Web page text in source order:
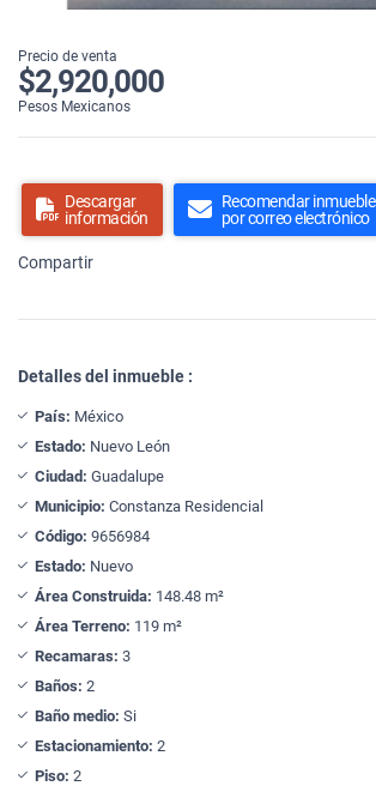
Precio de venta
$2,920,000
Pesos Mexicanos
Descargar
información
Recomendar inmueble
por correo electrónico
Compartir
Detalles del inmueble :
País: México
Estado: Nuevo León
Ciudad: Guadalupe
Municipio: Constanza Residencial
Código: 9656984
Estado: Nuevo
Área Construida: 148.48 m²
Área Terreno: 119 m²
Recamaras: 3
Baños: 2
Baño medio: Si
Estacionamiento: 2
Piso: 2